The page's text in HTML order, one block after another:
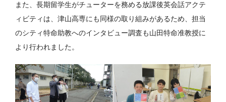
また、長期留学生がチューターを務める放課後英会話アクテ
ィビティは、津山高専にも同様の取り組みがあるため、担当
のシティ特命助教へのインタビュー調査も山田特命准教授に
より行われました。